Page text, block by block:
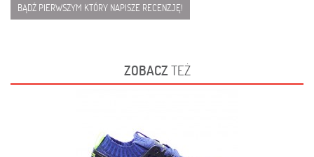
BĄDŹ PIERWSZYM KTÓRY NAPISZE RECENZJĘ!
ZOBACZTEŻ